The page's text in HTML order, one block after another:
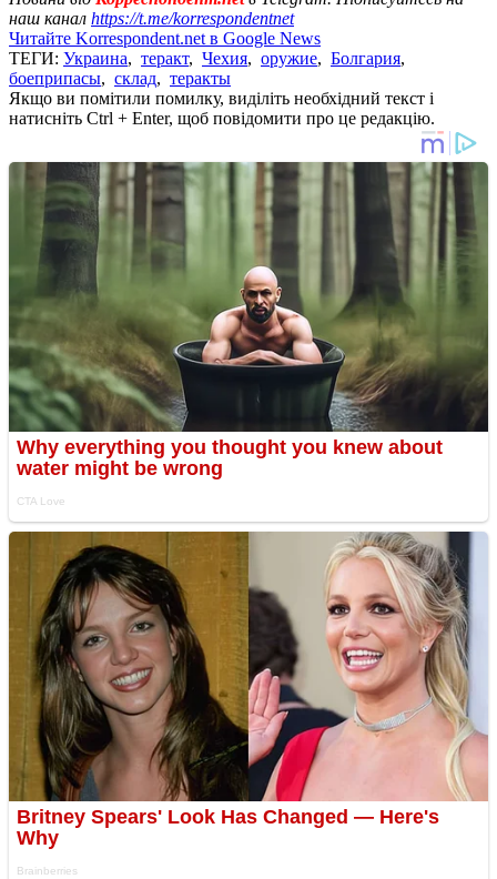
наш канал https://t.me/korrespondentnet
Читайте Korrespondent.net в Google News
ТЕГИ: Украина, теракт, Чехия, оружие, Болгария,
боеприпасы, склад, теракты
Якщо ви помітили помилку, виділіть необхідний текст і
натисніть Ctrl + Enter, щоб повідомити про це редакцію.